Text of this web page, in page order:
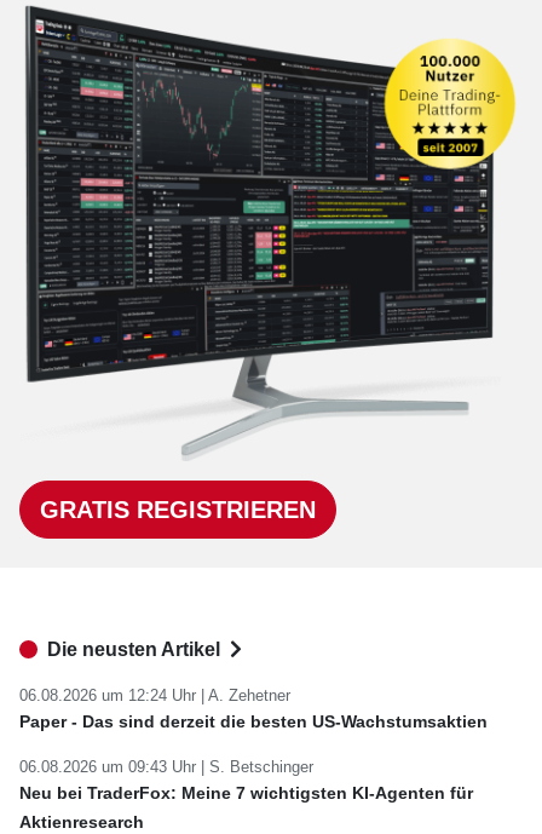
GRATIS REGISTRIEREN
Die neusten Artikel
06.08.2026 um 12:24 Uhr | A. Zehetner
Paper - Das sind derzeit die besten US-Wachstumsaktien
06.08.2026 um 09:43 Uhr | S. Betschinger
Neu bei TraderFox: Meine 7 wichtigsten KI-Agenten für
Aktienresearch